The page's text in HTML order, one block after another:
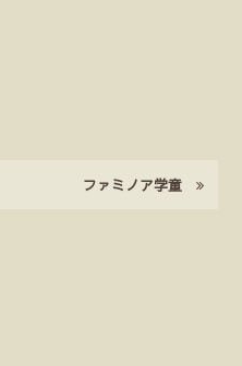
ファミノア学童